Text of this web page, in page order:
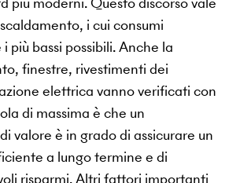
i cui consumi
più bassi possibili. Anche la
finestre, rivestimenti dei
elettrica vanno verificati con
di massima è che un
valore è in grado di assicurare un
a lungo termine e di
risparmi. Altri fattori importanti